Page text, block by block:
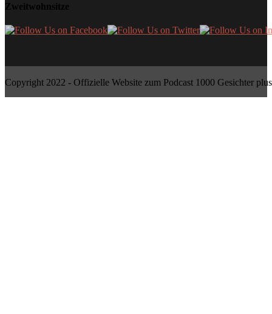
Zweitwohnsitze
Copyright 2022 - Offizielle Website zum Podcast 1000 Gesichter